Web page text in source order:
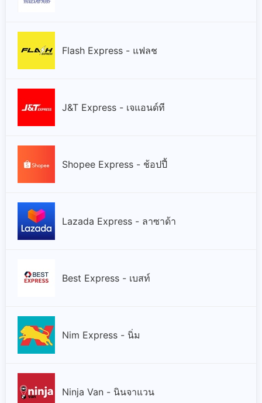
Flash Express - แฟลช
J&T Express - เจแอนด์ที
Shopee Express - ช้อปปี้
Lazada Express - ลาซาด้า
Best Express - เบสท์
Nim Express - นิ่ม
Ninja Van - นินจาแวน